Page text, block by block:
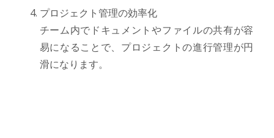
プロジェクト管理の効率化
チーム内でドキュメントやファイルの共有が容
易になることで、プロジェクトの進行管理が円
滑になります。